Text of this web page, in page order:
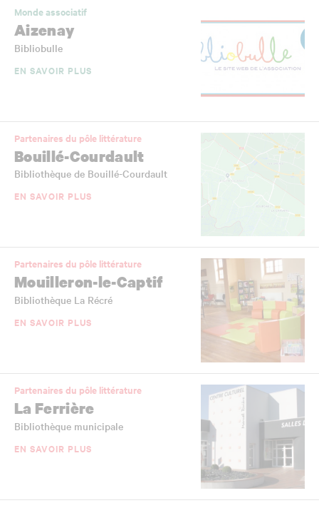
Monde associatif
Aizenay
Bibliobulle
EN SAVOIR PLUS
Partenaires du pôle littérature
Bouillé-Courdault
Bibliothèque de Bouillé-Courdault
EN SAVOIR PLUS
Partenaires du pôle littérature
Mouilleron-le-Captif
Bibliothèque La Récré
EN SAVOIR PLUS
Partenaires du pôle littérature
La Ferrière
Bibliothèque municipale
EN SAVOIR PLUS